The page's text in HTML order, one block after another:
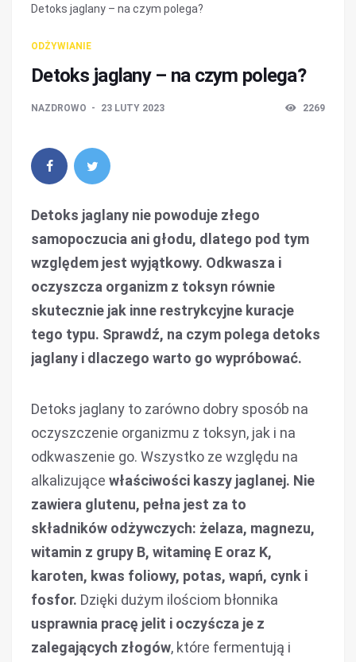
Detoks jaglany – na czym polega?
ODŻYWIANIE
Detoks jaglany – na czym polega?
NAZDROWO 23 LUTY 2023 2269
Detoks jaglany nie powoduje złego
samopoczucia ani głodu, dlatego pod tym
względem jest wyjątkowy. Odkwasza i
oczyszcza organizm z toksyn równie
skutecznie jak inne restrykcyjne kuracje
tego typu. Sprawdź, na czym polega detoks
jaglany i dlaczego warto go wypróbować.
Detoks jaglany to zarówno dobry sposób na
oczyszczenie organizmu z toksyn, jak i na
odkwaszenie go. Wszystko ze względu na
alkalizujące właściwości kaszy jaglanej. Nie
zawiera glutenu, pełna jest za to
składników odżywczych: żelaza, magnezu,
witamin z grupy B, witaminę E oraz K,
karoten, kwas foliowy, potas, wapń, cynk i
fosfor. Dzięki dużym ilościom błonnika
usprawnia pracę jelit i oczyścza je z
zalegających złogów, które fermentują i